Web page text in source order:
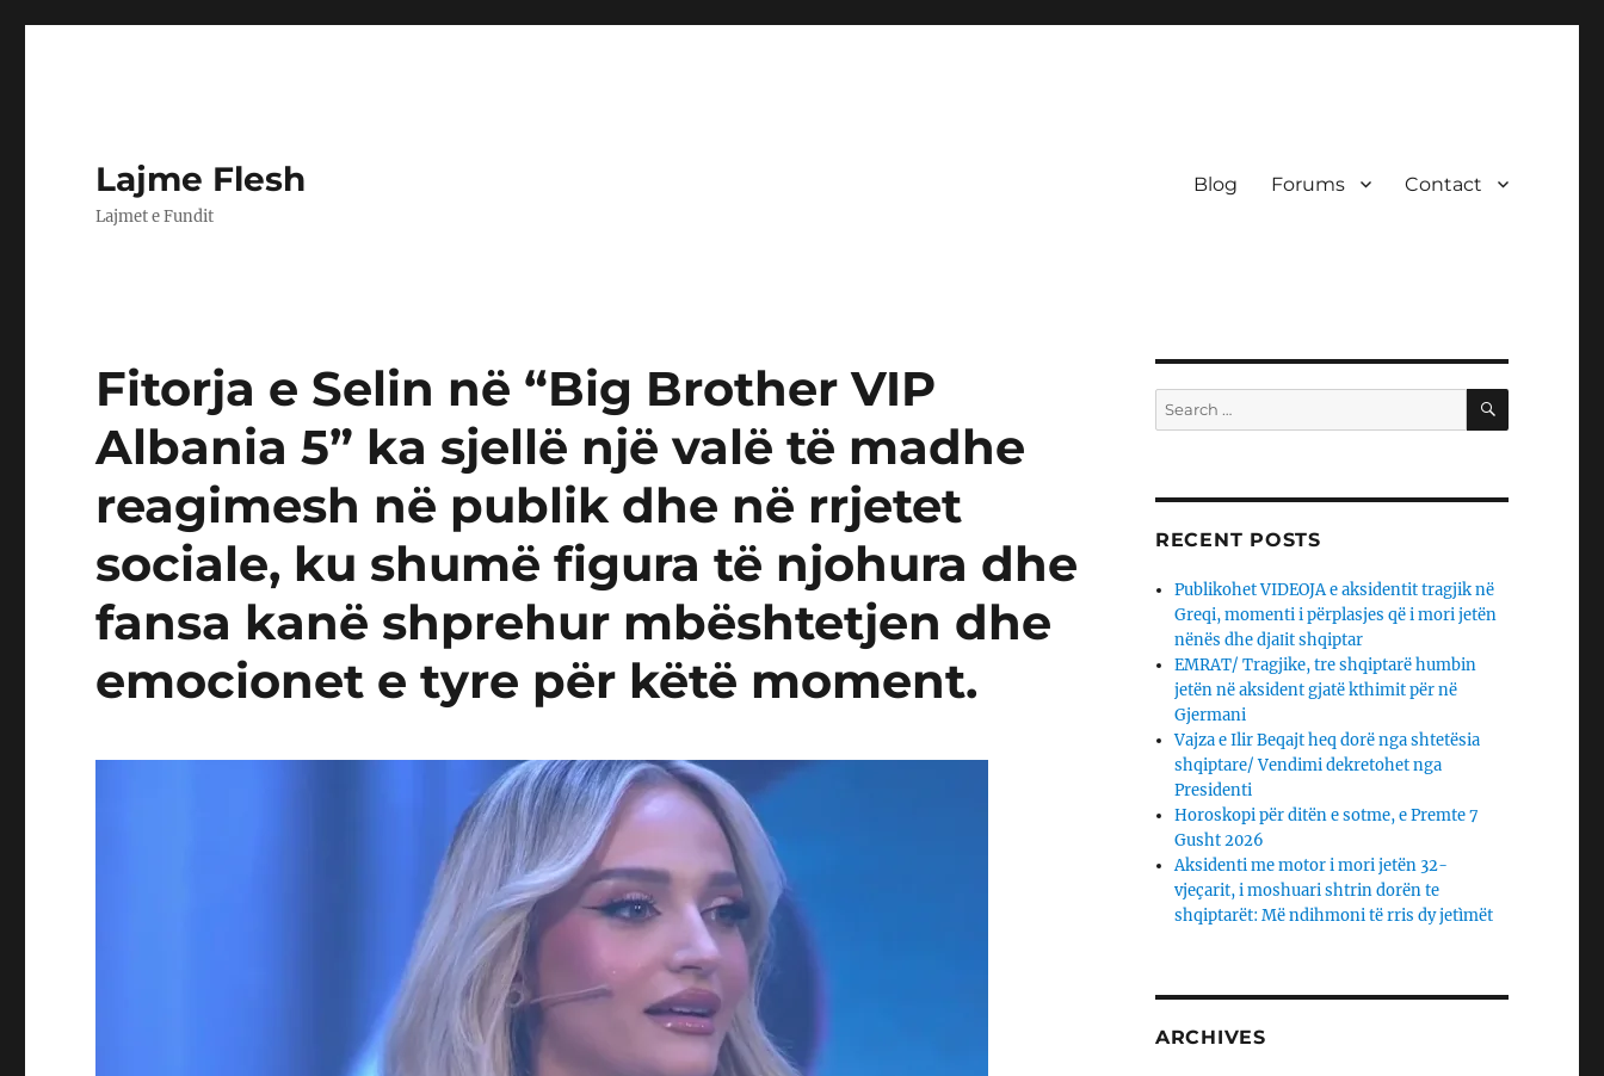
Lajme Flesh
Lajmet e Fundit
Blog Forums Contact
Fitorja e Selin në “Big Brother VIP
Albania 5” ka sjellë një valë të madhe
reagimesh në publik dhe në rrjetet
sociale, ku shumë figura të njohura dhe
fansa kanë shprehur mbështetjen dhe
emocionet e tyre për këtë moment.
Search
for:
SEARCH
RECENT POSTS
Publikohet VIDEOJA e aksidentit tragjik në
Greqi, momenti i përplasjes që i mori jetën
nënës dhe djaΙit shqiptar
EMRAT/ Tragjike, tre shqiptarë humbin
jetën në aksident gjatë kthimit për në
Gjermani
Vajza e Ilir Beqajt heq dorë nga shtetësia
shqiptare/ Vendimi dekretohet nga
Presidenti
Horoskopi për ditën e sotme, e Premte 7
Gusht 2026
Aksidenti me motor i mori jetën 32-
vjeçarit, i moshuari shtrin dorën te
shqiptarët: Më ndihmoni të rris dy jetìmët
ARCHIVES